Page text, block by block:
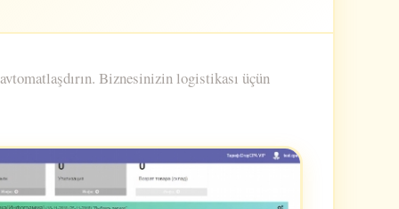
Biznesinizin logistikası üçün